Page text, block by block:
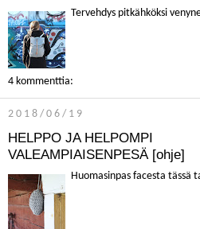
Tervehdys pitkähköksi
4 kommenttia:
2018/06/19
HELPPO JA HELPOMPI
VALEAMPIAISENPESÄ [ohje]
Huomasinpas facesta tässä